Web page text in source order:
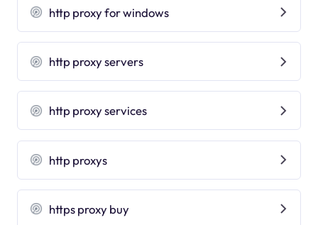
http proxy for windows
http proxy servers
http proxy services
http proxys
https proxy buy